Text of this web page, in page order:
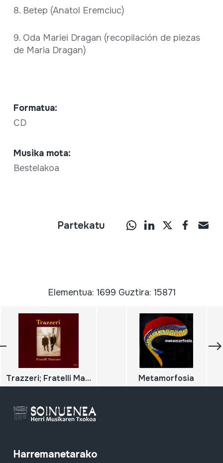
8. Betep (Anatol Eremciuc)
9. Oda Mariei Dragan (recopilación de piezas
de Maria Dragan)
Formatua:
CD
Musika mota:
Bestelakoa
Partekatu
Elementua: 1699 Guztira: 15871
Trazzeri; Fratelli Mancuso Metamorfosia
Harremanetarako